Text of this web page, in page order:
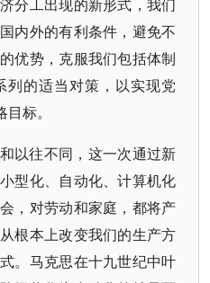
分工出现的新形式，我们
内外的有利条件，避免不
优势，克服我们包括体制
的适当对策，以实现党
标。
以往不同，这一次通过新
型化、自动化、计算机化
，对劳动和家庭，都将产
根本上改变我们的生产方
。马克思在十九世纪中叶